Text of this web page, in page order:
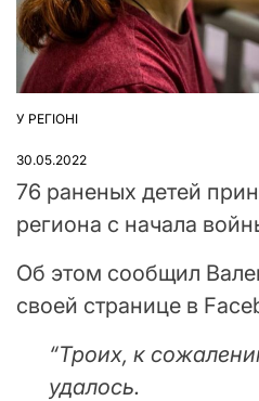
ОПУБЛІКУВАТИ
У РЕГІОНІ
30.05.2022
76 раненых детей
региона с начала
Об этом сообщил
своей странице в
“Троих, к
удалось.